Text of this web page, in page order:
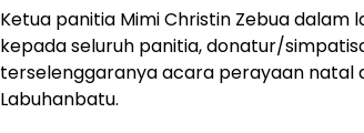
Ketua panitia Mimi Christin Zebua
kepada seluruh panitia, donatur/
terselenggaranya acara perayaan natal
Labuhanbatu.